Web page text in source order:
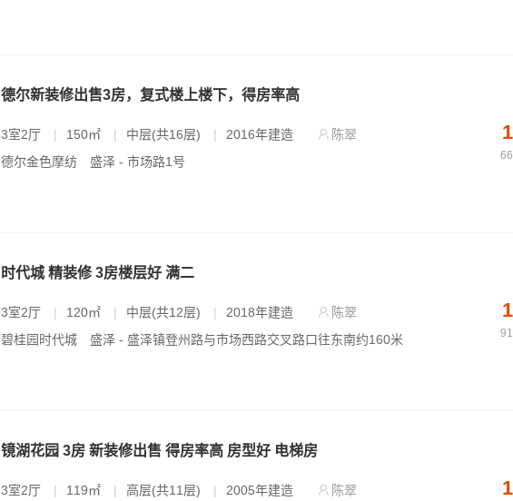
德尔新装修出售3房，复式楼上楼下，得房率高
3室2厅 | 150㎡ | 中层(共16层) | 2016年建造
陈翠
德尔金色摩纺
盛泽 - 市场路1号
时代城 精装修 3房楼层好 满二
3室2厅 | 120㎡ | 中层(共12层) | 2018年建造
陈翠
碧桂园时代城
盛泽 - 盛泽镇登州路与市场西路交叉路口往东南约160米
镜湖花园 3房 新装修出售 得房率高 房型好 电梯房
3室2厅 | 119㎡ | 高层(共11层) | 2005年建造
陈翠